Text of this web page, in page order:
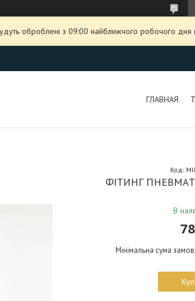
оброблені з 09:00 найближчого робочого дня
ГЛАВНАЯ
ФІТИНГ
В
Код:
Мінімальна сума